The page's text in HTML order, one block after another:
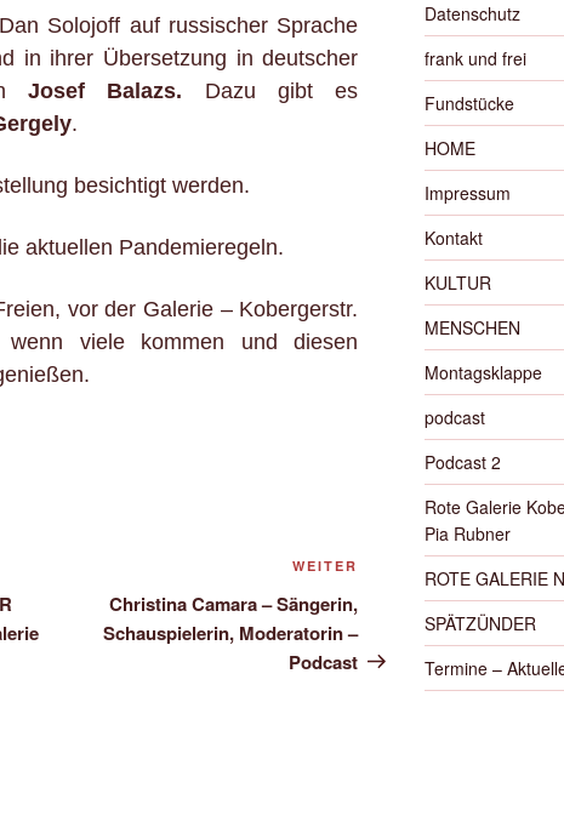
Solojoff auf russischer Sprache
in ihrer Übersetzung in deutscher
Josef Balazs. Dazu gibt es
.
besichtigt werden.
aktuellen Pandemieregeln.
vor der Galerie – Kobergerstr.
viele kommen und diesen
Nächster
WEITER
Christina Camara – Sängerin,
Schauspielerin, Moderatorin –
Podcast
Datenschutz
frank und frei
Fundstücke
HOME
Impressum
Kontakt
KULTUR
MENSCHEN
Montagsklappe
podcast
Podcast 2
Rote Galerie
Pia Rubner
ROTE GALERIE
SPÄTZÜNDER
Termine –